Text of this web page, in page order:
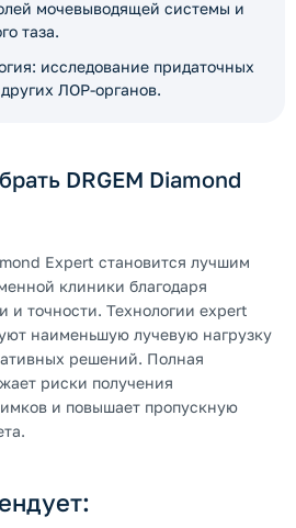
мочевыводящей системы и
таза.
исследование придаточных
ЛОР-органов.
DRGEM Diamond
Expert становится лучшим
клиники благодаря
и точности. Технологии expert
наименьшую лучевую нагрузку
решений. Полная
риски получения
и повышает пропускную